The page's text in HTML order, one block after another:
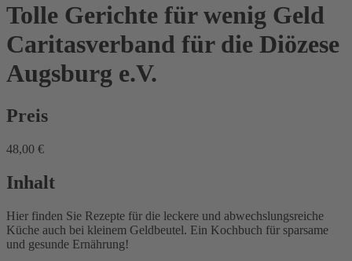
Tolle Gerichte für wenig Geld
Caritasverband für die Diözese
Augsburg e.V.
Preis
48,00 €
Inhalt
Hier finden Sie Rezepte für die leckere und abwechslungsreiche
Küche auch bei kleinem Geldbeutel. Ein Kochbuch für sparsame
und gesunde Ernährung!